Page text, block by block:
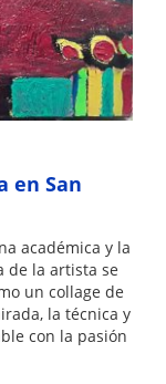
en San
académica y la
de la artista se
un collage de
la técnica y
con la pasión